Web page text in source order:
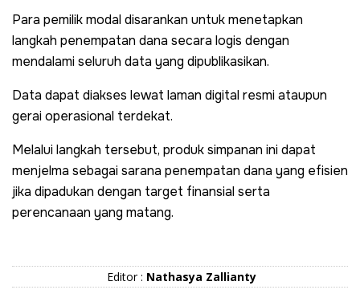
Para pemilik modal disarankan untuk menetapkan
langkah penempatan dana secara logis dengan
mendalami seluruh data yang dipublikasikan.
Data dapat diakses lewat laman digital resmi ataupun
gerai operasional terdekat.
Melalui langkah tersebut, produk simpanan ini dapat
menjelma sebagai sarana penempatan dana yang efisien
jika dipadukan dengan target finansial serta
perencanaan yang matang.
Editor : Nathasya Zallianty